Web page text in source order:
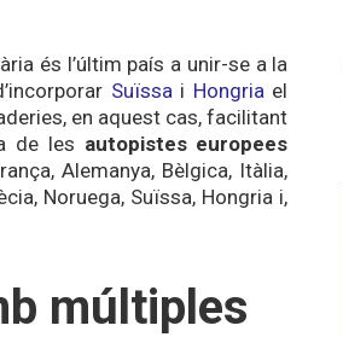
és l’últim país a unir-se a la
Suïssai Hongriael
en aquest cas, facilitant
de les autopistes europees
Alemanya, Bèlgica, Itàlia,
Noruega, Suïssa, Hongria i,
múltiples